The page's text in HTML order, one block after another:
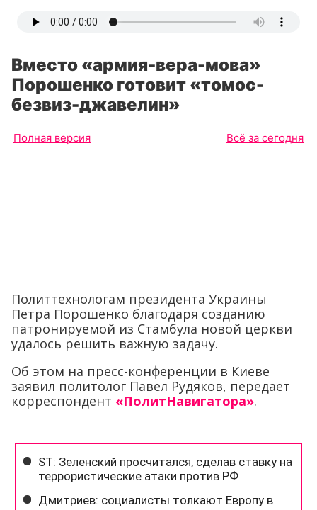
Вместо «армия-вера-мова»
Порошенко готовит «томос-
безвиз-джавелин»
Полная версия Всё за сегодня
Политтехнологам президента Украины
Петра Порошенко благодаря созданию
патронируемой из Стамбула новой церкви
удалось решить важную задачу.
Об этом на пресс-конференции в Киеве
заявил политолог Павел Рудяков, передает
корреспондент «ПолитНавигатора».